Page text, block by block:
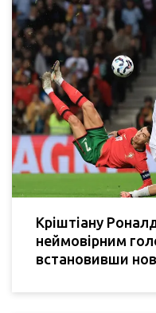
Кріштіану
неймовірним
встановивши